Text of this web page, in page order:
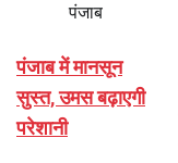
पंजाब
पंजाब में मानसून
सुस्त, उमस बढ़ाएगी
परेशानी